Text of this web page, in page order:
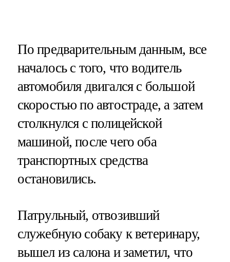
По предварительным данным, все
началось с того, что водитель
автомобиля двигался с большой
скоростью по автостраде, а затем
столкнулся с полицейской
машиной, после чего оба
транспортных средства
остановились.
Патрульный, отвозивший
служебную собаку к ветеринару,
вышел из салона и заметил, что